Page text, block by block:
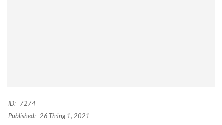
ID:
7274
Published:
26 Tháng 1, 2021